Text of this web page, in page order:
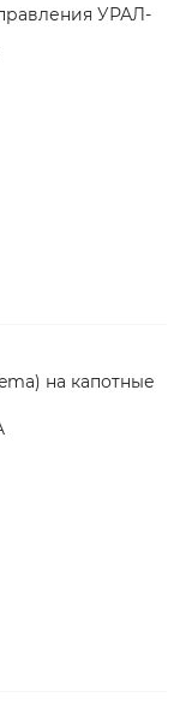
УРАЛ-
на капотные